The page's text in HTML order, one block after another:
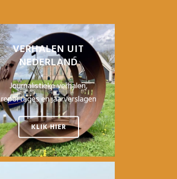
VERHALEN UIT
NEDERLAND
Journalistieke verhalen,
reportages en jaarverslagen
KLIK HIER